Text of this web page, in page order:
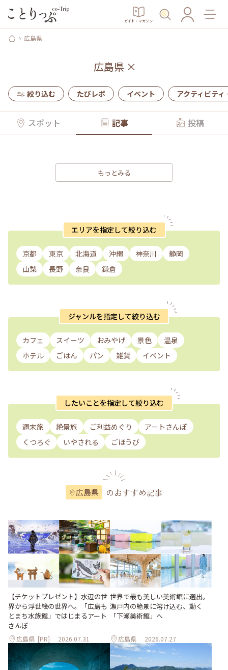
ガイド・マガジン
広島県
広島県 ×
絞り込む たびレポ イベント アクティビティ
スポット 記事 投稿
もっとみる
エリアを指定して絞り込む
京都 東京 北海道 沖縄 神奈川
静岡
山梨
長野 奈良 鎌倉
ジャンルを指定して絞り込む
カフェ スイーツ おみやげ 景色
温泉
ホテル
ごはん パン 雑貨 イベント
したいことを指定して絞り込む
週末旅 絶景旅 ご利益めぐり
アートさんぽ
くつろぐ
いやされる ごほうび
広島県 のおすすめ記事
【チケットプレゼント】水辺の世
界から浮世絵の世界へ。「広島も
とまち水族館」ではじまるアート
さんぽ
広島県 [PR] 2026.07.31
世界で最も美しい美術館に選出。
瀬戸内の絶景に溶け込む、動く
「下瀬美術館」へ
広島県 2026.07.27